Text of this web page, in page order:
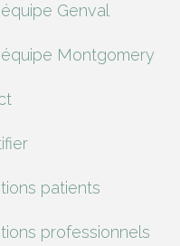
Genval
Montgomery
patients
professionnels